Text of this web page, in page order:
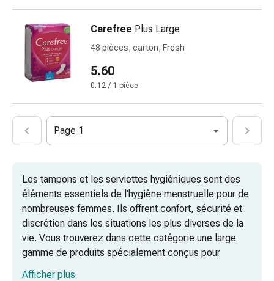
Cors
verrues
Mycose
ongles
pieds
Peau
sèche
Transpiration
pathologique
Peau
impure
Boutons
Carefree Plus Large
48 pièces, carton, Fresh
5.60
0.12 / 1 pièce
Page 1
Les tampons et les serviettes hygiéniques sont des
éléments essentiels de l'hygiène menstruelle pour de
nombreuses femmes. Ils offrent confort, sécurité et
discrétion dans les situations les plus diverses de la
vie. Vous trouverez dans cette catégorie une large
gamme de produits spécialement conçus pour
répondre à vos besoins.
Afficher plus